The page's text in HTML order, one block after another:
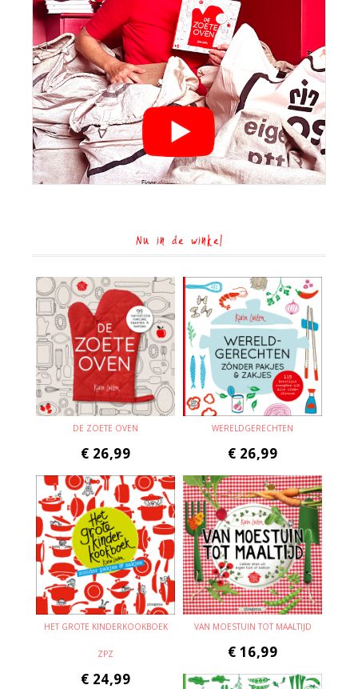
Nu in de winkel
DE ZOETE OVEN
€ 26,99
WERELDGERECHTEN
€ 26,99
HET GROTE KINDERKOOKBOEK
ZPZ
€ 24,99
VAN MOESTUIN TOT MAALTIJD
€ 16,99